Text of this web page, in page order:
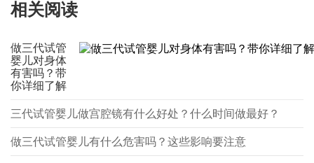
相关阅读
做三代试管
婴儿对身体
有害吗？带
你详细了解
三代试管婴儿做宫腔镜有什么好处？什么时间做最好？
做三代试管婴儿有什么危害吗？这些影响要注意